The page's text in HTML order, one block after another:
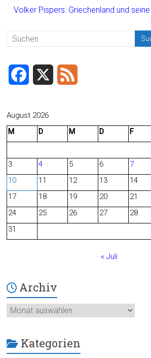
o
Volker Pispers: Griechenland und
c
b
o
August 2026
M
D M D F
3
4 5 6 7
10
11 12 13 14
17
18 19 20 21
24
25 26 27 28
31
« Juli
Archiv
Archiv
Kategorien